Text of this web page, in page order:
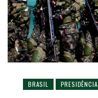
BRASIL PRESIDÊNCIA